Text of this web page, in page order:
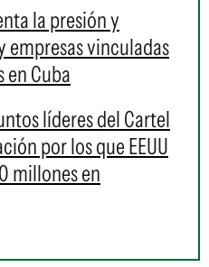
la presión y
empresas vinculadas
en Cuba
líderes del Cartel
por los que EEUU
millones en